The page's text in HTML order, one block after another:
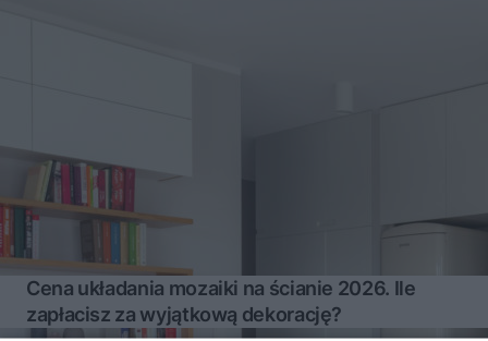
Cena układania mozaiki na ścianie 2026. Ile
zapłacisz za wyjątkową dekorację?